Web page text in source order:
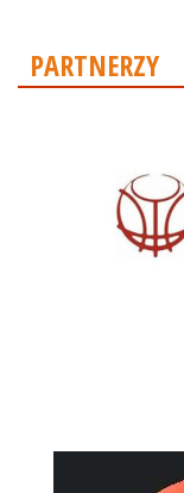
PARTNERZY